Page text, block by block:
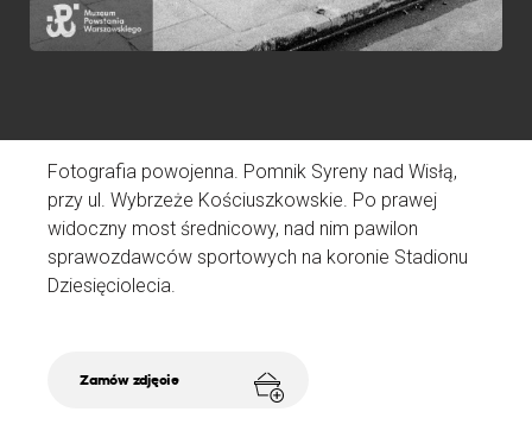
Fotografia powojenna. Pomnik Syreny nad Wisłą,
przy ul. Wybrzeże Kościuszkowskie. Po prawej
widoczny most średnicowy, nad nim pawilon
sprawozdawców sportowych na koronie Stadionu
Dziesięciolecia.
Zamów zdjęcie